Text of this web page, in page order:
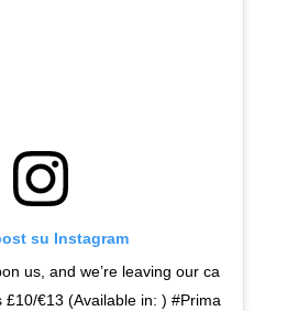
su Instagram
us, and we’re leaving our ca
€13 (Available in: ) #Prima